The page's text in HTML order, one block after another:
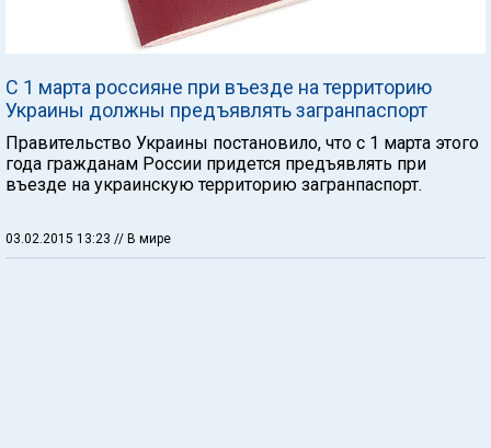
С 1 марта россияне при въезде на территорию
Украины должны предъявлять загранпаспорт
Правительство Украины постановило, что с 1 марта этого
года гражданам России придется предъявлять при
въезде на украинскую территорию загранпаспорт.
03.02.2015 13:23 // В мире